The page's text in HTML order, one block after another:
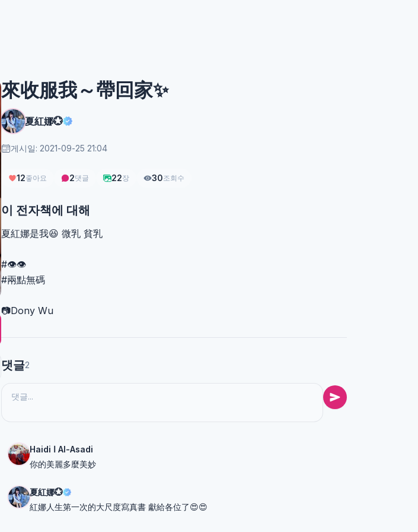
來收服我～帶回家✨
夏紅娜💮
게시일: 2021-09-25 21:04
12좋아요 2댓글 22장 30조회수
이 전자책에 대해
夏紅娜是我😆 微乳 貧乳
#👁️👁️
#兩點無碼
📷Dony Wu
댓글2
Haidi ا Al-Asadi
你的美麗多麼美妙
夏紅娜💮
紅娜人生第一次的大尺度寫真書 獻給各位了😍😍